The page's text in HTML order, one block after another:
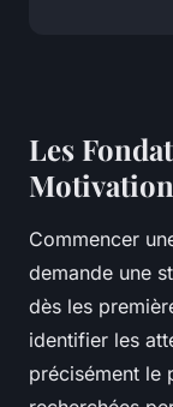
Les
Commencer
demande une
dès les
identifier les
précisément le